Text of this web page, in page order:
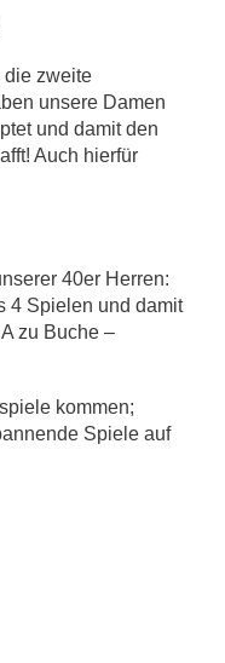
die zweite
unsere Damen
und damit den
Auch hierfür
40er Herren:
4 Spielen und damit
zu Buche –
kommen;
Spiele auf